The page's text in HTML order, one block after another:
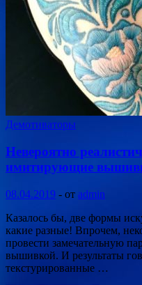
Демотиваторы
Невероятно
имитирующие
08.04.2019 - от admin
Казалось бы, две формы
какие разные! Впрочем,
провести замечательную
вышивкой. И результаты
текстурированные …